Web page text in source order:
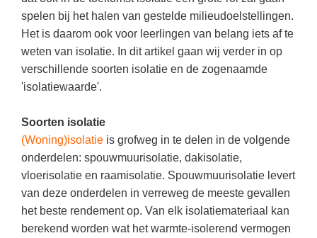
Digitaal onderwijs
Cito toets
Eindexamens
NIEUWSARCHIEF
Augustus 2026
Juli 2026
Juni 2026
Mei 2026
Lespakket ‘Circulaire Economie - van
verpakking tot nieuwe grondstof’
Gastles Zeebenen in de klas
Cursus Leer het heelal begrijpen
practicumvoorbereiding: gratis online
hulpmiddelen voor science-docenten en
TOA's
DGM in de klas
Frans
Techniek(28)
Open vacature (27)
Duits(21)
Lichamelijke opvoeding (19)
Economie(17)
VACATURES PER PLAATS
Amsterdam(66)
Kerst kleurplaten
PUZZELS
Woordpuzzels
Kruiswoordpuzzels
Raadsels
Rebussen
Biologie
Burgerschap
Ckv
Economie
Engels
Filosofie
Fries (Frysk)
Boek: Kleine werelden van het zonnestelsel
Leren met klassieke muziek
Lasermachine voor het onderwijs
Lasergraaf
Ontdek Memo voor de onderbouw zelf!
Maak uw leerlingen mediawijs!
Rekentuin: altijd en overal rekenen oefenen
op je eigen niveau
spelen bij het halen van gestelde milieudoelstellingen.
Het is daarom ook voor leerlingen van belang iets af te
weten van isolatie. In dit artikel gaan wij verder in op
verschillende soorten isolatie en de zogenaamde
'isolatiewaarde'.
Soorten isolatie
(Woning)isolatie is grofweg in te delen in de volgende
onderdelen: spouwmuurisolatie, dakisolatie,
vloerisolatie en raamisolatie. Spouwmuurisolatie levert
van deze onderdelen in verreweg de meeste gevallen
het beste rendement op. Van elk isolatiemateriaal kan
berekend worden wat het warmte-isolerend vermogen